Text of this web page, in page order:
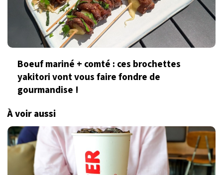
Boeuf mariné + comté : ces brochettes
yakitori vont vous faire fondre de
gourmandise !
À voir aussi